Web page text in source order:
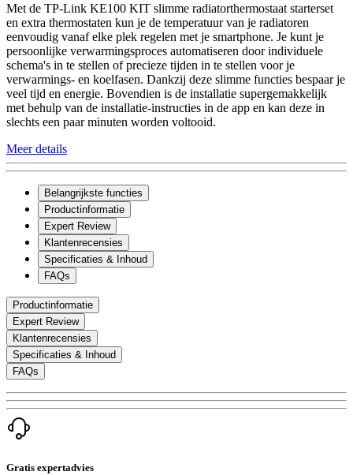
Met de TP-Link KE100 KIT slimme radiatorthermostaat starterset
en extra thermostaten kun je de temperatuur van je radiatoren
eenvoudig vanaf elke plek regelen met je smartphone. Je kunt je
persoonlijke verwarmingsproces automatiseren door individuele
schema's in te stellen of precieze tijden in te stellen voor je
verwarmings- en koelfasen. Dankzij deze slimme functies bespaar je
veel tijd en energie. Bovendien is de installatie supergemakkelijk
met behulp van de installatie-instructies in de app en kan deze in
slechts een paar minuten worden voltooid.
Meer details
Belangrijkste functies
Productinformatie
Expert Review
Klantenrecensies
Specificaties & Inhoud
FAQs
Productinformatie
Expert Review
Klantenrecensies
Specificaties & Inhoud
FAQs
Gratis expertadvies